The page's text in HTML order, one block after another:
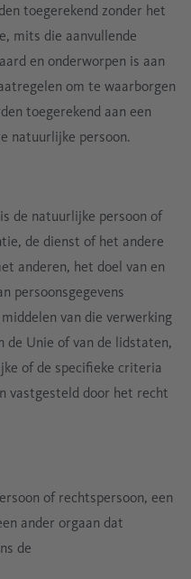
toegerekend zonder het
mits die aanvullende
en onderworpen is aan
om te waarborgen
toegerekend aan een
natuurlijke persoon.
de natuurlijke persoon of
de dienst of het andere
anderen, het doel van en
persoonsgegevens
van die verwerking
de Unie of van de lidstaten,
of de specifieke criteria
vastgesteld door het recht
of rechtspersoon, een
ander orgaan dat
de